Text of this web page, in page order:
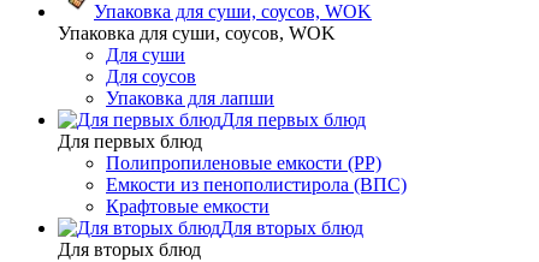
Упаковка для суши, соусов, WOK
Упаковка для суши, соусов, WOK
Для суши
Для соусов
Упаковка для лапши
Для первых блюд
Для первых блюд
Полипропиленовые емкости (PP)
Емкости из пенополистирола (ВПС)
Крафтовые емкости
Для вторых блюд
Для вторых блюд